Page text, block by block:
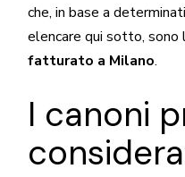
che, in base a
elencare qui sotto, sono
fatturato a Milano.
I canoni